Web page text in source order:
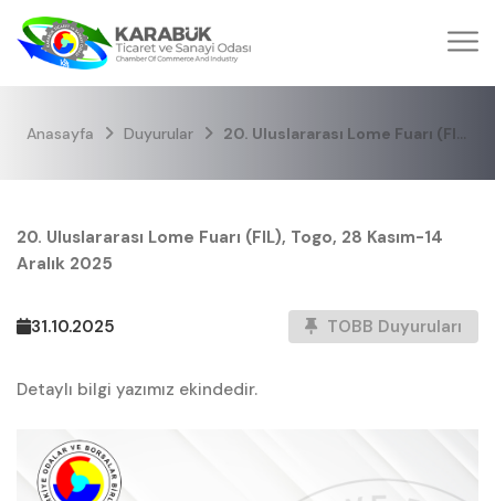
Anasayfa Duyurular 20. Uluslararası Lome Fuarı (FIL), Togo, 28 Kasım-14 Aralık 2025
20. Uluslararası Lome Fuarı (FIL), Togo, 28 Kasım-14
Aralık 2025
31.10.2025 TOBB Duyuruları
Detaylı bilgi yazımız ekindedir.